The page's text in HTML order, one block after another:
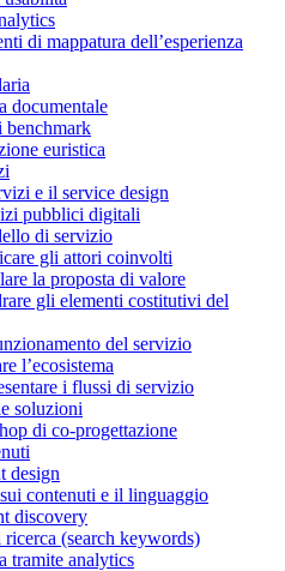
di mappatura dell’esperienza
documentale
benchmark
euristica
e il service design
pubblici digitali
di servizio
gli attori coinvolti
la proposta di valore
gli elementi costitutivi del
del servizio
l’ecosistema
i flussi di servizio
soluzioni
di co-progettazione
design
contenuti e il linguaggio
discovery
(search keywords)
tramite analytics